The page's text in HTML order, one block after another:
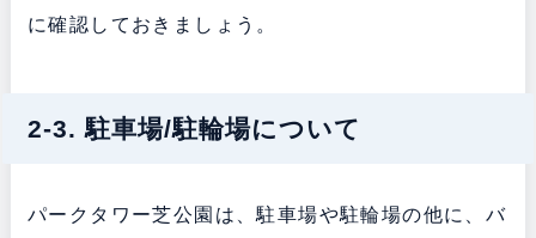
に確認しておきましょう。
2-3. 駐車場/駐輪場について
パークタワー芝公園は、駐車場や駐輪場の他に、バ